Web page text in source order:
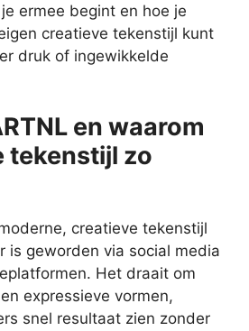
ermee begint en hoe je
creatieve tekenstijl kunt
druk of ingewikkelde
en waarom
tekenstijl zo
creatieve tekenstijl
is geworden via social media
Het draait om
expressieve vormen,
snel resultaat zien zonder